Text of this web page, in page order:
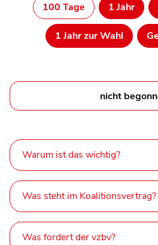
100 Tage 1 Jahr
1 Jahr zur Wahl
nicht
Warum ist das wichtig?
Was steht im Koalitionsvertrag?
Was fordert der vzbv?